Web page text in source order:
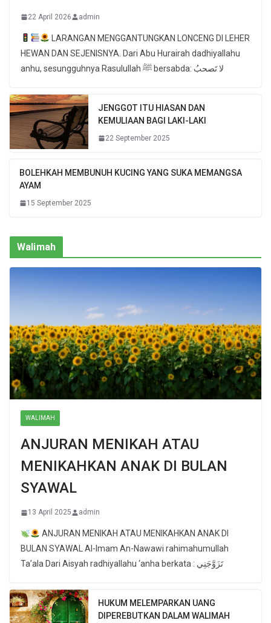
22 April 2026 admin
LARANGAN MENGGANTUNGKAN LONCENG DI LEHER
HEWAN DAN SEJENISNYA. Dari Abu Hurairah dadhiyallahu
anhu, sesungguhnya Rasulullah ﷺ bersabda: لا تَصحبُ
JENGGOT ITU HIASAN DAN
KEMULIAAN BAGI LAKI-LAKI
22 September 2025
BOLEHKAH MEMBUNUH KUCING YANG SUKA MEMANGSA
AYAM
15 September 2025
Walimah
WALIMAH
ANJURAN MENIKAH ATAU
MENIKAHKAN ANAK DI BULAN
SYAWAL
13 April 2025 admin
ANJURAN MENIKAH ATAU MENIKAHKAN ANAK DI
BULAN SYAWAL Al-Imam An-Nawawi rahimahumullah
Ta’ala Dari Aisyah radhiyallahu ‘anha berkata : تَزَوَّجَنِي
HUKUM MELEMPARKAN UANG
DIPEREBUTKAN DALAM WALIMAH